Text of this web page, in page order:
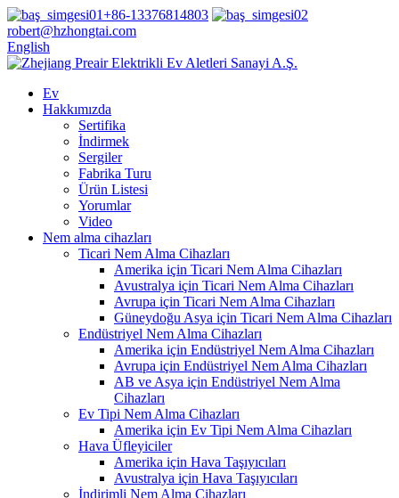
+86-13376814803
robert@hzhongtai.com
English
Ev
Hakkımızda
Sertifika
İndirmek
Sergiler
Fabrika Turu
Ürün Listesi
Yorumlar
Video
Nem alma cihazları
Ticari Nem Alma Cihazları
Amerika için Ticari Nem Alma Cihazları
Avustralya için Ticari Nem Alma Cihazları
Avrupa için Ticari Nem Alma Cihazları
Güneydoğu Asya için Ticari Nem Alma Cihazları
Endüstriyel Nem Alma Cihazları
Amerika için Endüstriyel Nem Alma Cihazları
Avrupa için Endüstriyel Nem Alma Cihazları
AB ve Asya için Endüstriyel Nem Alma
Cihazları
Ev Tipi Nem Alma Cihazları
Amerika için Ev Tipi Nem Alma Cihazları
Hava Üfleyiciler
Amerika için Hava Taşıyıcıları
Avustralya için Hava Taşıyıcıları
İndirimli Nem Alma Cihazları